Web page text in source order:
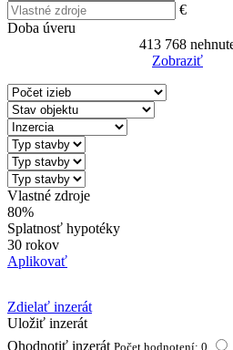
€
Doba úveru
413 768
Zobraziť
Vlastné zdroje
80%
Splatnosť hypotéky
30 rokov
Aplikovať
Zdielať inzerát
Uložiť inzerát
Ohodnotiť inzerát Počet hodnotení: 0